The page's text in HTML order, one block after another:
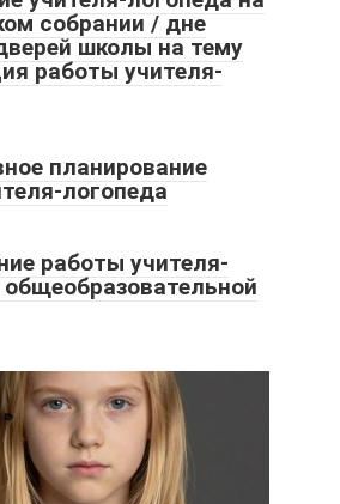
собрании / дне
школы на тему
работы учителя-
планирование
логопеда
работы учителя-